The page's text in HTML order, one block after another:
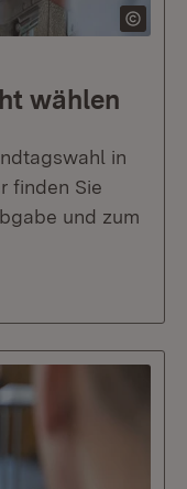
wählen
in
finden Sie
und zum